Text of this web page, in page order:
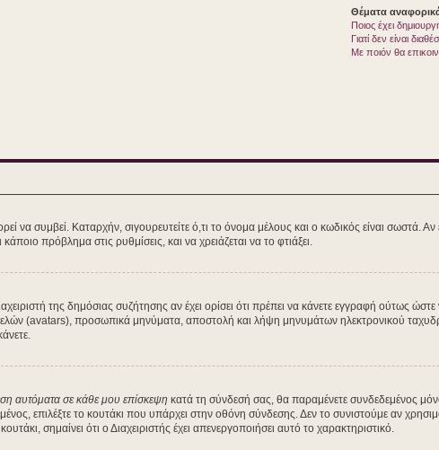
Θέματα
Ποιος έχει
Γιατί δεν είναι
Με ποιόν θα
συμβεί. Καταρχήν, σιγουρευτείτε ό,τι το όνομα μέλους και ο κωδικός είναι σωστά. Αν
κάποιο πρόβλημα στις ρυθμίσεις, και να χρειάζεται να το φτιάξει.
της δημόσιας συζήτησης αν έχει ορίσει ότι πρέπει να κάνετε εγγραφή ούτως
μελών (avatars), προσωπικά μηνύματα, αποστολή και λήψη μηνυμάτων ηλεκτρονικού
αυτόματα σε κάθε μου επίσκεψη κατά τη σύνδεσή σας, θα παραμένετε συνδεδεμένος
επιλέξτε το κουτάκι που υπάρχει στην οθόνη σύνδεσης. Δεν το συνιστούμε αν
σημαίνει ότι ο Διαχειριστής έχει απενεργοποιήσει αυτό το χαρακτηριστικό.